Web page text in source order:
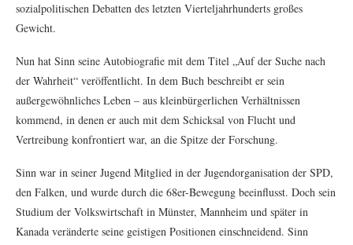
sozialpolitischen Debatten des letzten Vierteljahrhunderts großes
Gewicht.
Nun hat Sinn seine Autobiografie mit dem Titel „Auf der Suche nach
der Wahrheit“ veröffentlicht. In dem Buch beschreibt er sein
außergewöhnliches Leben – aus kleinbürgerlichen Verhältnissen
kommend, in denen er auch mit dem Schicksal von Flucht und
Vertreibung konfrontiert war, an die Spitze der Forschung.
Sinn war in seiner Jugend Mitglied in der Jugendorganisation der SPD,
den Falken, und wurde durch die 68er-Bewegung beeinflusst. Doch sein
Studium der Volkswirtschaft in Münster, Mannheim und später in
Kanada veränderte seine geistigen Positionen einschneidend. Sinn